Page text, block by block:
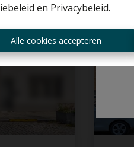
en Privacybeleid.
Alle cookies accepteren